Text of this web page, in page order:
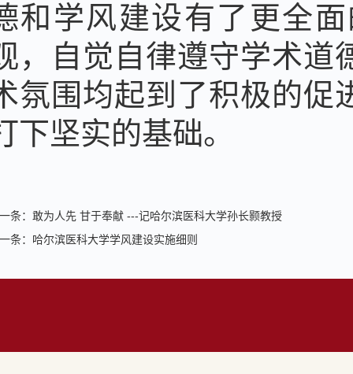
和学风建设有了更全
，自觉自律遵守学术道
氛围均起到了积极的促
下坚实的基础。
条： 敢为人先 甘于奉献 ---记哈尔滨医科大学孙长颢教授
条： 哈尔滨医科大学学风建设实施细则